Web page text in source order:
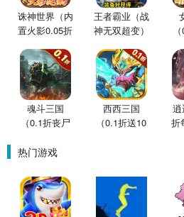
诛神世界（内
置火影0.05折
王者霸业（战
神无双超变）
魂斗三国
（0.1折丧尸
西西三国
（0.1折送10
逍
折
热门游戏